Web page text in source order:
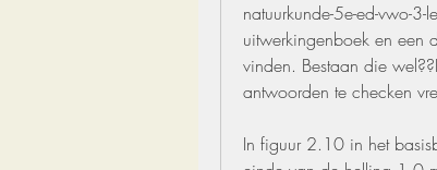
natuurkunde-5e-ed-vwo-
uitwerkingenboek en
vinden. Bestaan die
antwoorden te checken
In figuur 2.10 in het